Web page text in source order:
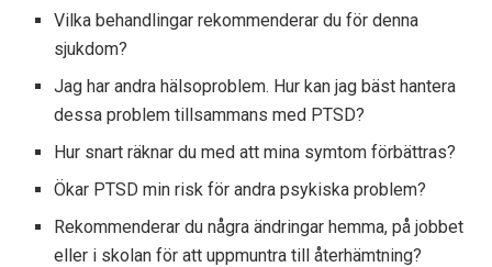
Vilka behandlingar rekommenderar du för denna
sjukdom?
Jag har andra hälsoproblem. Hur kan jag bäst hantera
dessa problem tillsammans med PTSD?
Hur snart räknar du med att mina symtom förbättras?
Ökar PTSD min risk för andra psykiska problem?
Rekommenderar du några ändringar hemma, på jobbet
eller i skolan för att uppmuntra till återhämtning?